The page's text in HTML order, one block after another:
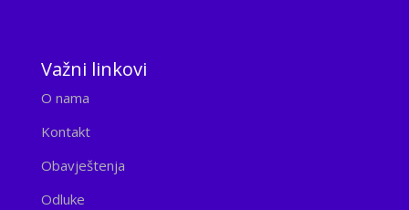
Važni linkovi
O nama
Kontakt
Obavještenja
Odluke